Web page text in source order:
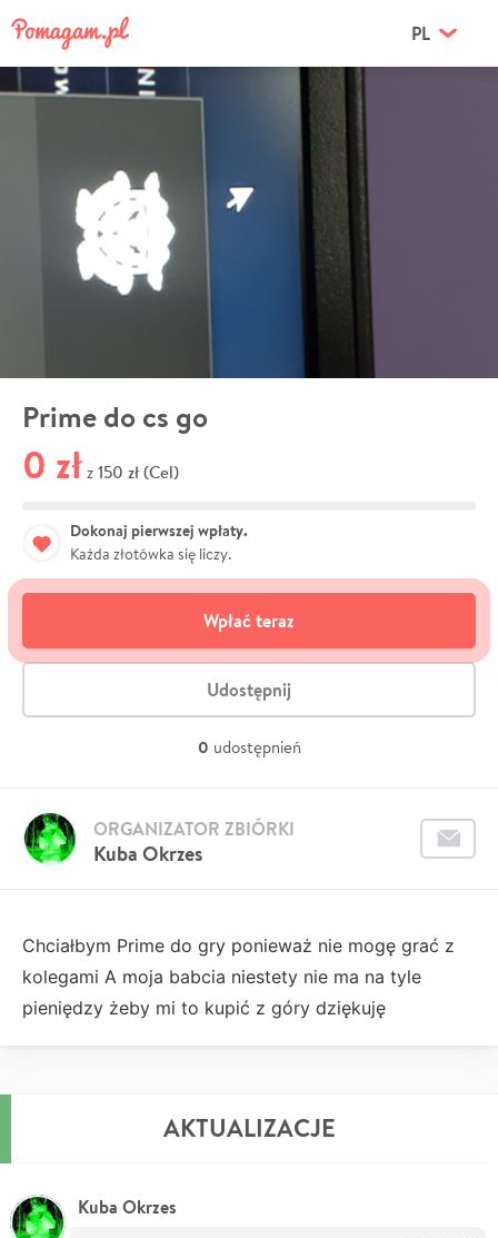
PL
Prime do cs go
0 zł z 150 zł (Cel)
Dokonaj pierwszej wpłaty.
Każda złotówka się liczy.
Wpłać teraz
Udostępnij
0 udostępnień
Kuba Okrzes
ORGANIZATOR ZBIÓRKI
Chciałbym Prime do gry ponieważ nie mogę grać z
kolegami A moja babcia niestety nie ma na tyle
pieniędzy żeby mi to kupić z góry dziękuję
AKTUALIZACJE
Kuba Okrzes